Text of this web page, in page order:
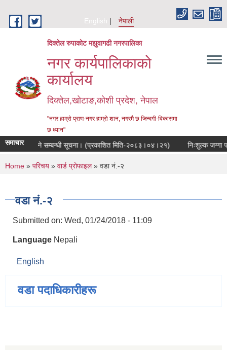
English
नेपाली
दिक्तेल रुपाकोट मझुवागढी नगरपालिका
नगर कार्यपालिकाको
कार्यालय
दिक्तेल,खोटाङ,कोशी प्रदेश, नेपाल
"नगर हाम्रो प्राण-नगर हाम्रो शान, नगरमै छ जिन्दगी-विकासमा
छ ध्यान"
समाचार
सुनुवाई हुने सम्बन्धी सूचना। (प्रकाशित मिति-२०८३।०४।२१) निःशुल्क जग्गा
You are here
Home » परिचय » वार्ड प्रोफाइल» वडा नं.-२
वडा नं.-२
Submitted on: Wed, 01/24/2018 - 11:09
Language Nepali
English
वडा पदाधिकारीहरू